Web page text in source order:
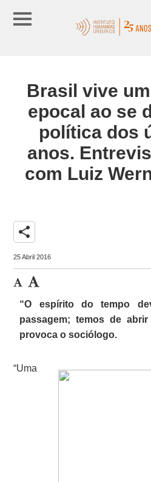
Brasil vive
epocal ao se
política dos
anos.
com Luiz
share
25 Abril 2016
“O espírito do tempo
passagem; temos de
provoca o sociólogo.
“Uma